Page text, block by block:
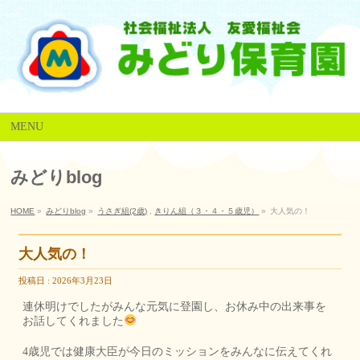
MENU
みどりblog
HOME » みどりblog » うさぎ組(2歳) きりん組（３・４・５歳児） » 大人気の！
大人気の！
投稿日 : 2026年3月23日
連休明けでしたがみんな元気に登園し、お休み中の出来事を
お話してくれました
4歳児では健康大臣が今日のミッションをみんなに伝えてくれ